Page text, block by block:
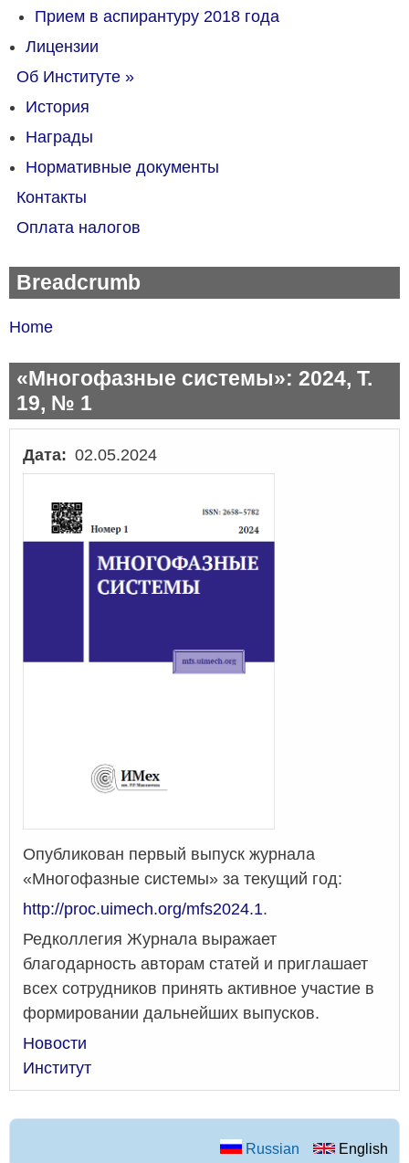
Прием в аспирантуру 2018 года
Лицензии
Об Институте »
История
Награды
Нормативные документы
Контакты
Оплата налогов
Breadcrumb
Home
«Многофазные системы»: 2024, Т.
19, № 1
Дата 02.05.2024
Опубликован первый выпуск журнала
«Многофазные системы» за текущий год:
http://proc.uimech.org/mfs2024.1.
Редколлегия Журнала выражает
благодарность авторам статей и приглашает
всех сотрудников принять активное участие в
формировании дальнейших выпусков.
Новости
Институт
Russian English